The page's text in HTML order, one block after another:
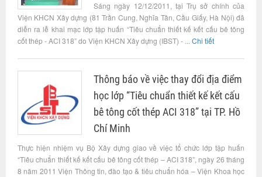
Sáng ngày 12/12/2011, tại Trụ sở chính của
Viện KHCN Xây dựng (81 Trần Cung, Nghĩa Tân, Cầu Giấy, Hà Nội) đã
diễn ra lễ khai mạc lớp tập huấn “Tiêu chuẩn thiết kế kết cấu bê tông
cốt thép - ACI 318” do Viện KHCN Xây dựng (IBST) - ... Chi tiết
Thông báo về việc thay đổi địa điểm
học lớp “Tiêu chuẩn thiết kế kết cấu
bê tông cốt thép ACI 318” tại TP. Hồ
Chí Minh
Thực hiện nhiệm vụ Bộ Xây dựng giao về việc tổ chức lớp tập huấn
“Tiêu chuẩn thiết kế kết cấu bê tông cốt thép – ACI 318”, ngày 26 tháng
8 năm 2011 Viện Thông tin, đào tạo & tiêu chuẩn hóa – Viện Khoa học